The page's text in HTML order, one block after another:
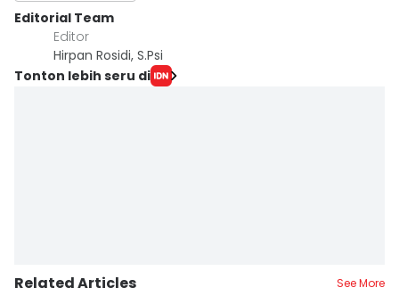
Editorial Team
Editor
Hirpan Rosidi, S.Psi
Tonton lebih seru di
Related Articles See More